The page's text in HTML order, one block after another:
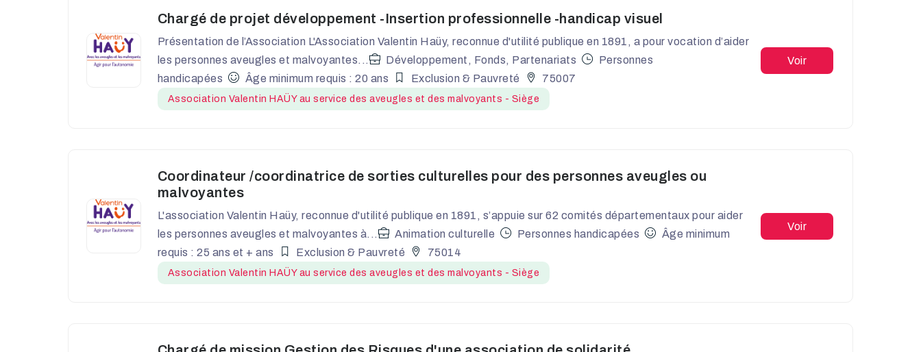
Chargé de projet développement -Insertion professionnelle -handicap visuel
Présentation de l’Association L'Association Valentin Haüy, reconnue d'utilité publique en 1891, a pour vocation d’aider
les personnes aveugles et malvoyantes...
Développement, Fonds, Partenariats
Personnes
handicapées
Âge minimum requis : 20 ans Exclusion & Pauvreté 75007
Association Valentin HAÜY au service des aveugles et des malvoyants - Siège
Voir
Coordinateur /coordinatrice de sorties culturelles pour des personnes aveugles ou
malvoyantes
L'association Valentin Haüy, reconnue d'utilité publique en 1891, s’appuie sur 62 comités départementaux pour aider
les personnes aveugles et malvoyantes à...
Animation culturelle Personnes handicapées
Âge minimum
requis : 25 ans et + ans
Exclusion & Pauvreté 75014
Association Valentin HAÜY au service des aveugles et des malvoyants - Siège
Voir